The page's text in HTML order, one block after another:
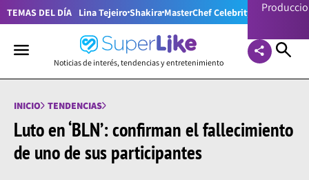
TEMAS DEL DÍA Lina TejeiroShakira MasterChef Celebrity Colombia
Noticias de interés, tendencias y entretenimiento
INICIO TENDENCIAS
Luto en ‘BLN’: confirman el fallecimiento
de uno de sus participantes